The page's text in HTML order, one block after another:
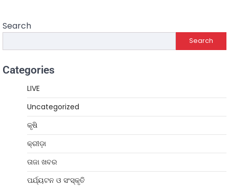
Search
Search
Categories
LIVE
Uncategorized
କୃଷି
କ୍ରୀଡ଼ା
ତାଜା ଖବର
ପର୍ଯ୍ୟଟନ ଓ ସଂସ୍କୃତି